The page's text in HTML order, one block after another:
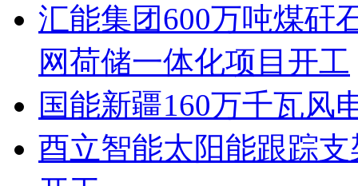
汇能集团600万吨煤矸
网荷储一体化项目开工
国能新疆160万千瓦风
酉立智能太阳能跟踪